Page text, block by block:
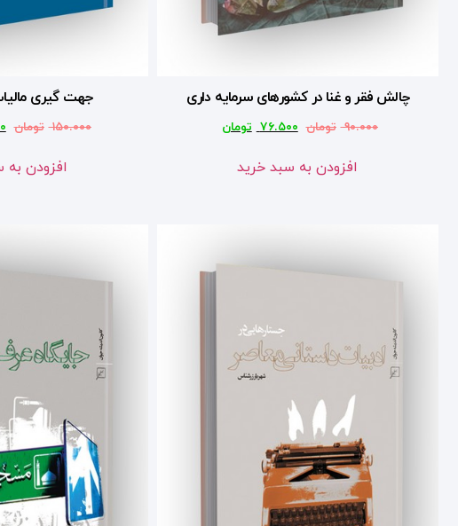
چالش فقر و غنا در کشورهای سرمایه داری
۹۰.۰۰۰ تومان ۷۶.۵۰۰ تومان
افزودن به سبد خرید
جهت گیری
۱۵۰.۰۰۰ تومان
افزودن